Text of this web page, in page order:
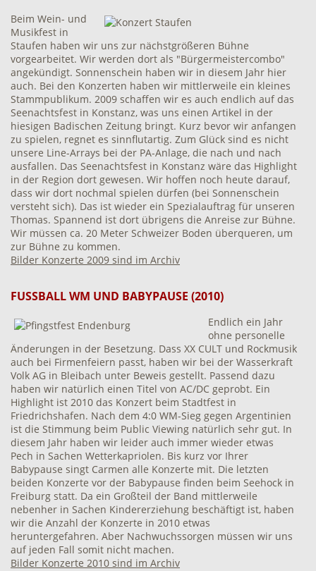
Beim Wein- und
Musikfest in
Staufen haben wir uns zur nächstgrößeren Bühne
vorgearbeitet. Wir werden dort als "Bürgermeistercombo"
angekündigt. Sonnenschein haben wir in diesem Jahr hier
auch. Bei den Konzerten haben wir mittlerweile ein kleines
Stammpublikum. 2009 schaffen wir es auch endlich auf das
Seenachtsfest in Konstanz, was uns einen Artikel in der
hiesigen Badischen Zeitung bringt. Kurz bevor wir anfangen
zu spielen, regnet es sinnflutartig. Zum Glück sind es nicht
unsere Line-Arrays bei der PA-Anlage, die nach und nach
ausfallen. Das Seenachtsfest in Konstanz wäre das Highlight
in der Region dort gewesen. Wir hoffen noch heute darauf,
dass wir dort nochmal spielen dürfen (bei Sonnenschein
versteht sich). Das ist wieder ein Spezialauftrag für unseren
Thomas. Spannend ist dort übrigens die Anreise zur Bühne.
Wir müssen ca. 20 Meter Schweizer Boden überqueren, um
zur Bühne zu kommen.
Bilder Konzerte 2009 sind im Archiv
FUSSBALL WM UND BABYPAUSE (2010)
Endlich ein Jahr
ohne personelle
Änderungen in der Besetzung. Dass XX CULT und Rockmusik
auch bei Firmenfeiern passt, haben wir bei der Wasserkraft
Volk AG in Bleibach unter Beweis gestellt. Passend dazu
haben wir natürlich einen Titel von AC/DC geprobt. Ein
Highlight ist 2010 das Konzert beim Stadtfest in
Friedrichshafen. Nach dem 4:0 WM-Sieg gegen Argentinien
ist die Stimmung beim Public Viewing natürlich sehr gut. In
diesem Jahr haben wir leider auch immer wieder etwas
Pech in Sachen Wetterkapriolen. Bis kurz vor Ihrer
Babypause singt Carmen alle Konzerte mit. Die letzten
beiden Konzerte vor der Babypause finden beim Seehock in
Freiburg statt. Da ein Großteil der Band mittlerweile
nebenher in Sachen Kindererziehung beschäftigt ist, haben
wir die Anzahl der Konzerte in 2010 etwas
heruntergefahren. Aber Nachwuchssorgen müssen wir uns
auf jeden Fall somit nicht machen.
Bilder Konzerte 2010 sind im Archiv